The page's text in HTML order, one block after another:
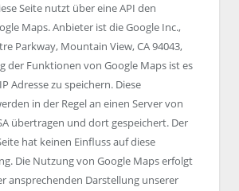
Seite nutzt über eine API den
Maps. Anbieter ist die Google Inc.,
Parkway, Mountain View, CA 94043,
der Funktionen von Google Maps ist es
Adresse zu speichern. Diese
in der Regel an einen Server von
übertragen und dort gespeichert. Der
hat keinen Einfluss auf diese
Die Nutzung von Google Maps erfolgt
ansprechenden Darstellung unserer